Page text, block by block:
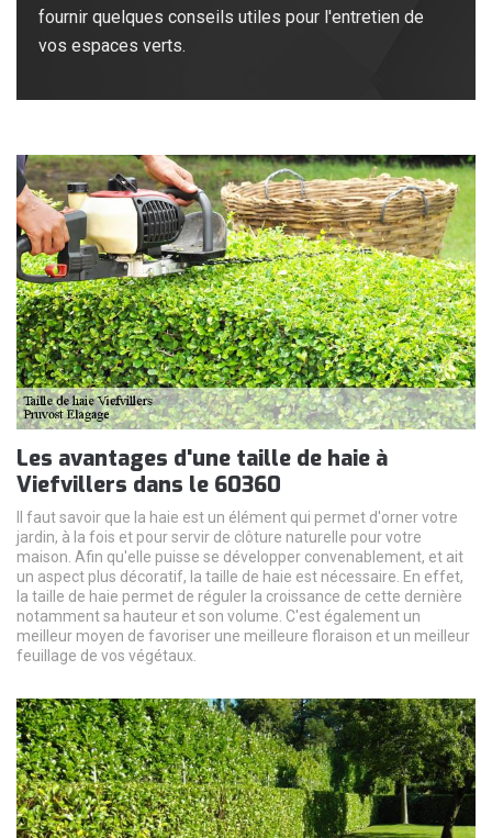
fournir quelques conseils utiles pour l'entretien de
vos espaces verts.
Les avantages d'une taille de haie à
Viefvillers dans le 60360
Il faut savoir que la haie est un élément qui permet d'orner votre
jardin, à la fois et pour servir de clôture naturelle pour votre
maison. Afin qu'elle puisse se développer convenablement, et ait
un aspect plus décoratif, la taille de haie est nécessaire. En effet,
la taille de haie permet de réguler la croissance de cette dernière
notamment sa hauteur et son volume. C'est également un
meilleur moyen de favoriser une meilleure floraison et un meilleur
feuillage de vos végétaux.